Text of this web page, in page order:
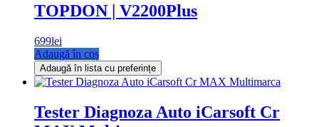
TOPDON | V2200Plus
699lei
Adaugă în coș
Adaugă în lista cu preferințe
Tester Diagnoza Auto iCarsoft Cr